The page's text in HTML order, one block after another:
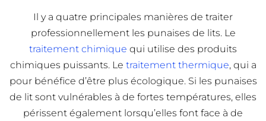
Il y a quatre principales manières de traiter
professionnellement les punaises de lits. Le
traitement chimique qui utilise des produits
chimiques puissants. Le traitement thermique, qui a
pour bénéfice d’être plus écologique. Si les punaises
de lit sont vulnérables à de fortes températures, elles
périssent également lorsqu’elles font face à de